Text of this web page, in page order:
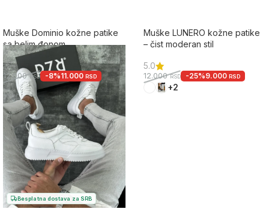
Muške Dominio kožne patike
sa belim đonom
4.0
12.000RSD -8%11.000 RSD
+4
Muške LUNERO kožne patike
– čist moderan stil
5.0
12.000RSD -25%9.000 RSD
+2
Besplatna dostava za SRB